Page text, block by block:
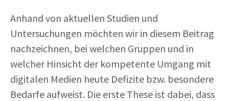
Anhand von aktuellen Studien und
Untersuchungen möchten wir in diesem Beitrag
nachzeichnen, bei welchen Gruppen und in
welcher Hinsicht der kompetente Umgang mit
digitalen Medien heute Defizite bzw. besondere
Bedarfe aufweist. Die erste These ist dabei, dass